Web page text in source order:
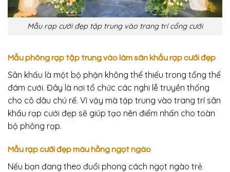
Mẫu rạp cưới đẹp tập trung vào trang trí cổng cưới
Mẫu phông rạp tập trung vào làm sân khấu rạp cưới đẹp
Sân khấu là một bộ phận không thể thiếu trong tổng thể
đám cưới. Đây là nơi tổ chức các nghi lễ truyền thống
cho cô dâu chú rể. Vì vậy mà tập trung vào trang trí sân
khấu rạp cưới đẹp sẽ giúp tạo nên điểm nhấn cho toàn
bộ phông rạp.
Mẫu rạp cưới đẹp màu hồng ngọt ngào
Nếu bạn đang theo đuổi phong cách ngọt ngào trẻ